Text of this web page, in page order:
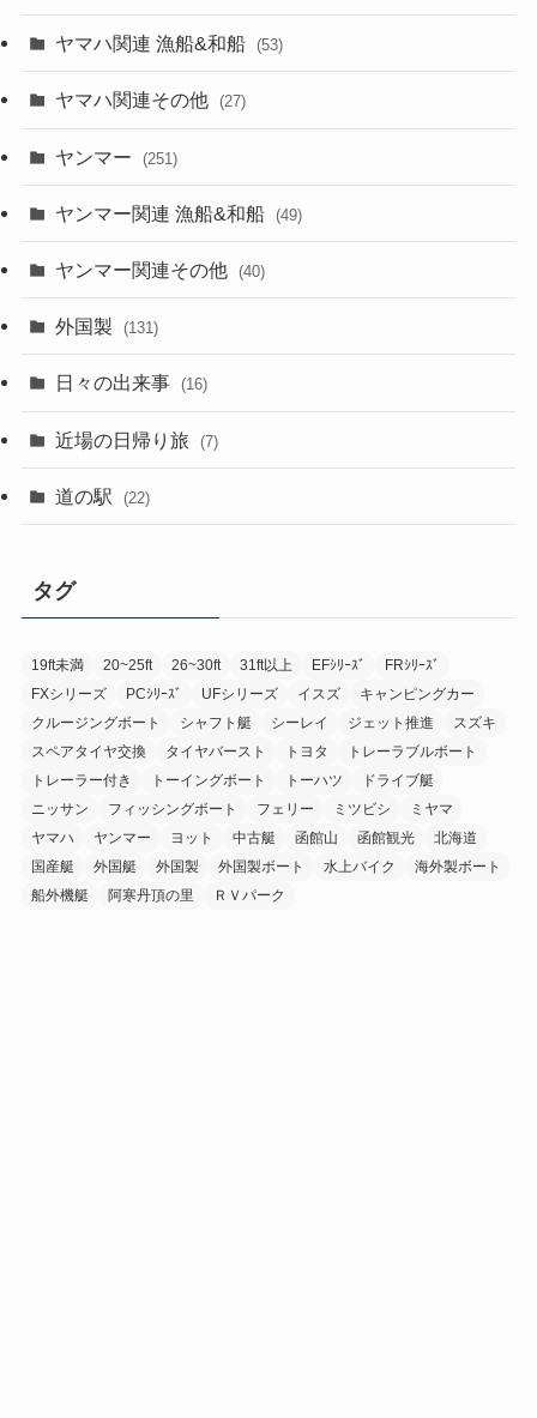
ヤマハ関連 漁船&和船 (53)
ヤマハ関連その他 (27)
ヤンマー (251)
ヤンマー関連 漁船&和船 (49)
ヤンマー関連その他 (40)
外国製 (131)
日々の出来事 (16)
近場の日帰り旅 (7)
道の駅 (22)
タグ
19ft未満 20~25ft 26~30ft 31ft以上 EFｼﾘｰｽﾞ
FRｼﾘｰｽﾞ
FXシリーズ
PCｼﾘｰｽﾞ UFシリーズ イスズ
キャンピングカー
クルージングボート
シャフト艇 シーレイ ジェット推進
スズキ
スペアタイヤ交換
タイヤバースト トヨタ
トレーラブルボート
トレーラー付き
トーイングボート トーハツ
ドライブ艇
ニッサン
フィッシングボート フェリー ミツビシ
ミヤマ
ヤマハ
ヤンマー ヨット 中古艇 函館山 函館観光
北海道
国産艇
外国艇 外国製 外国製ボート 水上バイク
海外製ボート
船外機艇
阿寒丹頂の里 ＲＶパーク